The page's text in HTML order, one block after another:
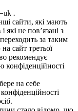
.
сайти, які мають
які не пов’язані з
за таким
сайт третьої
рекомендує
на себе